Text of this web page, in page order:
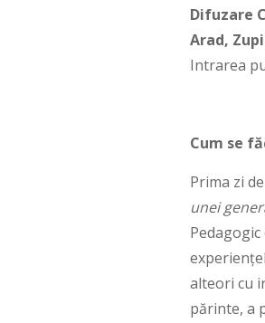
Difuzare
Arad,
Intrarea
Cum se
Prima zi
unei
alteori cu
părinte, a